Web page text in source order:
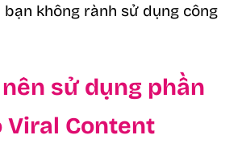
bạn không rành sử dụng công
sử dụng phần
Viral Content